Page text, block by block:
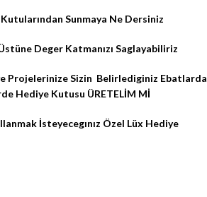
Sunmaya Ne Dersiniz
Deger Katmanızı Saglayabiliriz
Projelerinize Sizin Belirlediginiz Ebatlarda
Hediye Kutusu ÜRETELİM Mİ
İsteyecegınız Özel Lüx Hediye